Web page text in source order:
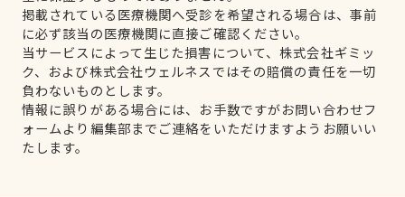
掲載されている医療機関へ受診を希望される場合は、事前
に必ず該当の医療機関に直接ご確認ください。
当サービスによって生じた損害について、株式会社ギミッ
ク、および株式会社ウェルネスではその賠償の責任を一切
負わないものとします。
情報に誤りがある場合には、お手数ですがお問い合わせフ
ォームより編集部までご連絡をいただけますようお願いい
たします。